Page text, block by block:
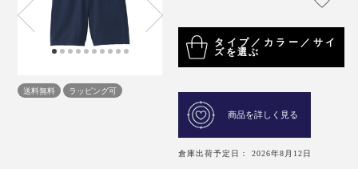
送料無料 ラッピング可
タイプ／カラー／サイ
ズを選ぶ
商品を詳しく見る
倉庫出荷予定日： 2026年8月12日